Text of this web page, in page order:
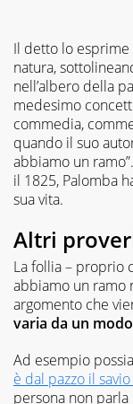
Il detto lo esprime
natura,
nell’albero della
medesimo
commedia,
quando il suo
abbiamo un
il 1825, Palomba
sua vita.
Altri
La follia – proprio
abbiamo un ramo
argomento che
varia da un
Ad esempio
è dal pazzo il
persona non